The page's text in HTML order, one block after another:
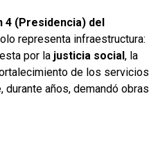
4 (Presidencia) del
representa infraestructura:
por la justicia social , la
de los servicios
durante años, demandó obras